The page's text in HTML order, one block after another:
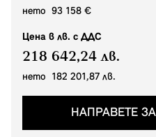
нето 93 158 €
Цена в лв. с ДДС
218 642,24 лв.
нето 182 201,87 лв.
НАПРАВЕТЕ